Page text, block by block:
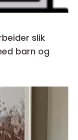
slik
barn og